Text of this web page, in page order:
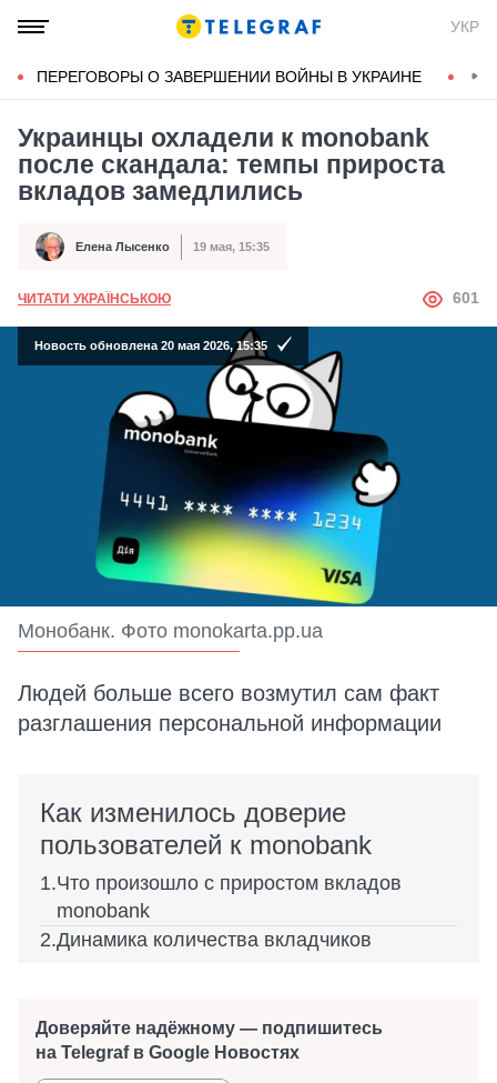
УКР
ПЕРЕГОВОРЫ О ЗАВЕРШЕНИИ ВОЙНЫ В УКРАИНЕ
Украинцы охладели к monobank
после скандала: темпы прироста
вкладов замедлились
Автор Елена Лысенко
Дата публикации 19 мая, 15:35
ЧИТАТИ УКРАЇНСЬКОЮ АВТОР
601
Новость обновлена 20 мая 2026, 15:35
Монобанк. Фото monokarta.pp.ua
Людей больше всего возмутил сам факт
разглашения персональной информации
Как изменилось доверие
пользователей к monobank
Что произошло с приростом вкладов
monobank
Динамика количества вкладчиков
Доверяйте надёжному — подпишитесь
на Telegraf в Google Новостях